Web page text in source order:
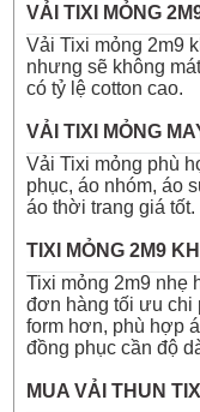
VẢI TIXI MỎNG
Vải Tixi mỏng 2m9
nhưng sẽ không
có tỷ lệ cotton cao.
VẢI TIXI MỎNG
Vải Tixi mỏng phù
phục, áo nhóm, áo
áo thời trang giá tốt.
TIXI MỎNG 2M9
Tixi mỏng 2m9 nhẹ
đơn hàng tối ưu chi
form hơn, phù hợp
đồng phục cần độ
MUA VẢI THUN